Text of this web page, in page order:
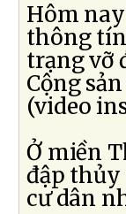
Hôm
thông
trạng vỡ
Cộng
(video
Ở miền
đập thủy
cư dân